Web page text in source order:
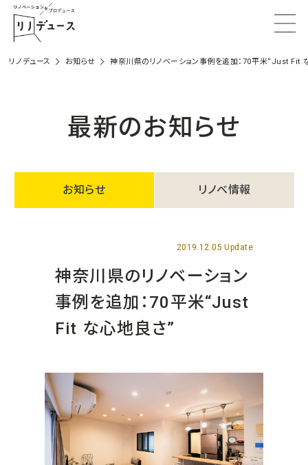
リノデュース お知らせ 神奈川県のリノベーション事例を追加：70平米“Just Fit
最新のお知らせ
お知らせ リノベ情報
2019.12.05 Update
神奈川県のリノベーション
事例を追加：70平米“Just
Fit な心地良さ”